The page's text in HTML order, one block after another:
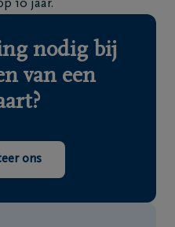
10 jaar.
nodig bij
van een
ons